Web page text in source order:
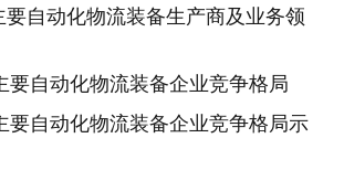
要自动化物流装备生产商及业务领
要自动化物流装备企业竞争格局
要自动化物流装备企业竞争格局示